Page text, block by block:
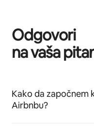
Odgovori
na vaša
Kako da započnem
Airbnbu?